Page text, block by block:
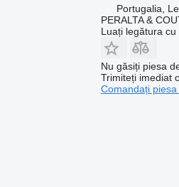
Portugalia,
PERALTA &
Luați legătura
Nu găsiți piesa
Trimiteți imediat
Comandați